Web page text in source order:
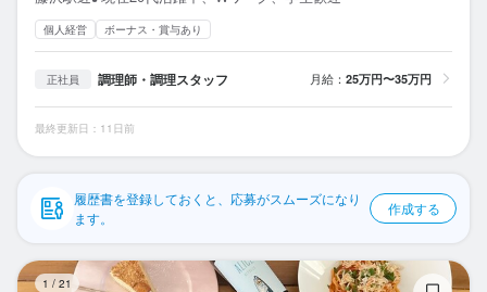
ヘルプ・お問い合わせフォーム
掲載をご検討の店舗様へ
プライバシーポリシー
利用規約
個人経営 ボーナス・賞与あり
正社員 調理師・調理スタッフ 月給： 25万円〜35万円
最終更新日：11日前
履歴書を登録しておくと、応募がスムーズになり
ます。
作成する
1 / 21